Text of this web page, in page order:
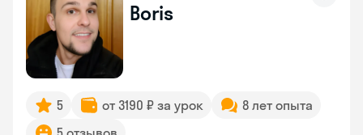
Boris
5 от 3190 ₽ за урок
8 лет опыта